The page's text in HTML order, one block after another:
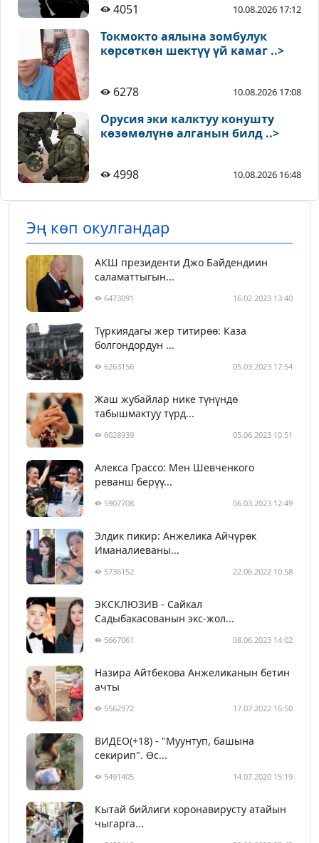
4051 10.08.2026 17:12
Токмокто аялына зомбулук
көрсөткөн шектүү үй камаг ..>
6278 10.08.2026 17:08
Орусия эки калктуу конушту
көзөмөлүнө алганын билд ..>
4998 10.08.2026 16:48
Эң көп окулгандар
АКШ президенти Джо Байдендиин
саламаттыгын...
6473091 16.02.2023 13:40
Түркиядагы жер титирөө: Каза
болгондордун ...
6263156 05.03.2023 17:54
Жаш жубайлар нике түнүндө
табышмактуу түрд...
6028939 05.06.2023 10:51
Алекса Грассо: Мен Шевченкого
реванш берүү...
5907708 06.03.2023 12:49
Элдик пикир: Анжелика Айчүрөк
Иманалиеваны...
5736152 22.06.2022 10:58
ЭКСКЛЮЗИВ - Сайкал
Садыбакасованын экс-жол...
5667061 08.06.2023 14:02
Назира Айтбекова Анжеликанын бетин
ачты
5562972 17.07.2022 16:50
ВИДЕО(+18) - "Муунтуп, башына
секирип". Өс...
5491405 14.07.2020 15:19
Кытай бийлиги коронавирусту атайын
чыгарга...